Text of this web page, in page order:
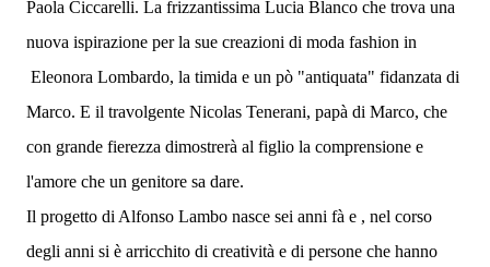
Paola Ciccarelli. La frizzantissima Lucia Blanco che trova una
nuova ispirazione per la sue creazioni di moda fashion in
Eleonora Lombardo, la timida e un pò "antiquata" fidanzata di
Marco. E il travolgente Nicolas Tenerani, papà di Marco, che
con grande fierezza dimostrerà al figlio la comprensione e
l'amore che un genitore sa dare.
Il progetto di Alfonso Lambo nasce sei anni fà e , nel corso
degli anni si è arricchito di creatività e di persone che hanno